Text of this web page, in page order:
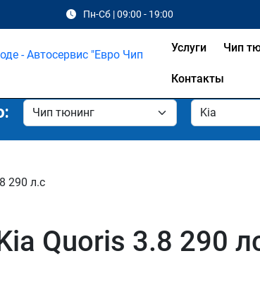
Пн-Сб | 09:00 - 19:00
Услуги Чип
Контакты
290 л.с
Quoris 3.8 290